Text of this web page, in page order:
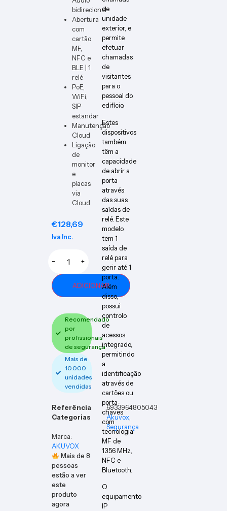
bidirecional
Abertura
com
cartão
MF,
NFC e
BLE | 1
relé
PoE,
WiFi,
SIP
estandar
Manutenção
Cloud
Ligação
de
monitor
e
placas
via
Cloud
€128,69
Iva Inc.
− +
ADICIONAR
Recomendado
por
profissionais
de segurança
Mais de
10.000
unidades
vendidas
Referência
6933964805043
Categorias
Akuvox,
Segurança
Marca:
AKUVOX
Mais de8
pessoas
estão a ver
este
produto
agora
de
unidade
exterior, e
permite
efetuar
chamadas
de
visitantes
para o
pessoal do
edifício.
Estes
dispositivos
também
têm a
capacidade
de abrir a
porta
através
das suas
saídas de
relé. Este
modelo
tem 1
saída de
relé para
gerir até 1
porta.
Além
disso,
possui
controlo
de
acessos
integrado,
permitindo
a
identificação
através de
cartões ou
porta-
chaves
com
tecnologia
MF de
13.56 MHz,
NFC e
Bluetooth.
O
equipamento
IP